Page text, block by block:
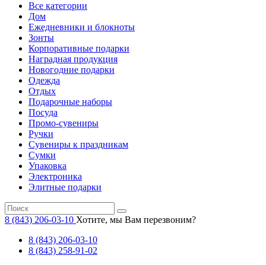
Все категории
Дом
Ежедневники и блокноты
Зонты
Корпоративные подарки
Наградная продукция
Новогодние подарки
Одежда
Отдых
Подарочные наборы
Посуда
Промо-сувениры
Ручки
Сувениры к праздникам
Сумки
Упаковка
Электроника
Элитные подарки
8 (843) 206-03-10 Хотите, мы Вам перезвоним?
8 (843) 206-03-10
8 (843) 258-91-02